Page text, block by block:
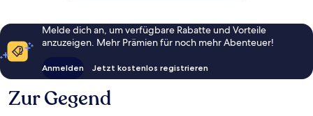
Melde dich an, um verfügbare Rabatte und Vorteile
anzuzeigen. Mehr Prämien für noch mehr Abenteuer!
Anmelden Jetzt kostenlos registrieren
Zur Gegend